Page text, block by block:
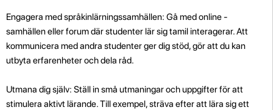
Engagera med språkinlärningssamhällen: Gå med online -
samhällen eller forum där studenter lär sig tamil interagerar. Att
kommunicera med andra studenter ger dig stöd, gör att du kan
utbyta erfarenheter och dela råd.
Utmana dig själv: Ställ in små utmaningar och uppgifter för att
stimulera aktivt lärande. Till exempel, sträva efter att lära sig ett